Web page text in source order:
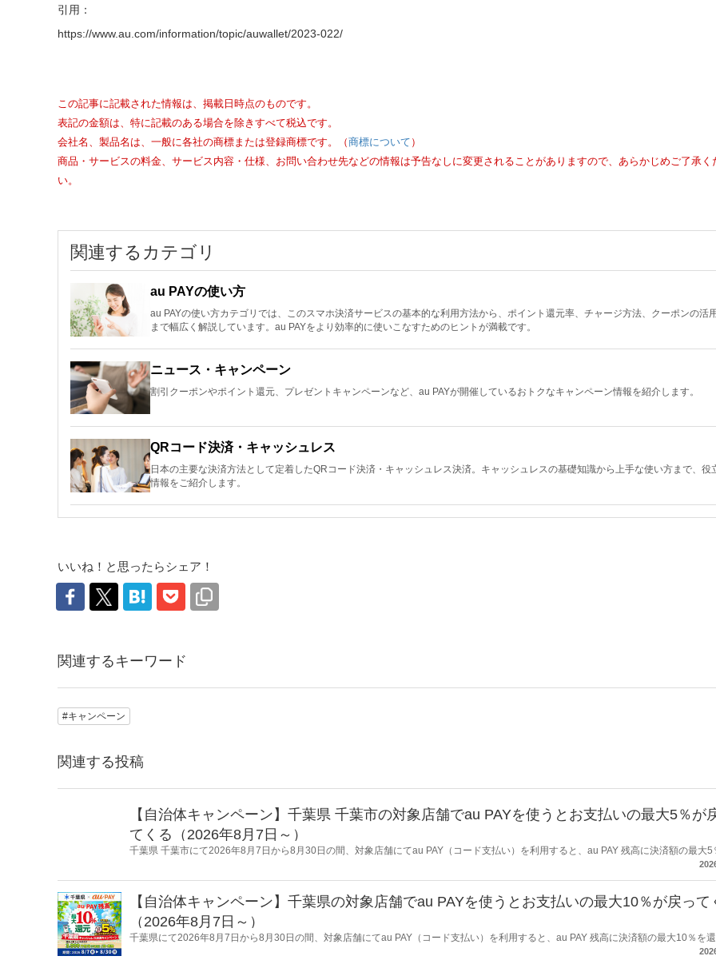
引用：
https://www.au.com/information/topic/auwallet/2023-022/
この記事に記載された情報は、掲載日時点のものです。
表記の金額は、特に記載のある場合を除きすべて税込です。
会社名、製品名は、一般に各社の商標または登録商標です。（ 商標について ）
商品・サービスの料金、サービス内容・仕様、お問い合わせ先などの情報は予告なしに変更されることがありますので、あらかじめご了承く
い。
関連するカテゴリ
au PAYの使い方
au PAYの使い方カテゴリでは、このスマホ決済サービスの基本的な利用方法から、ポイント還元率、チャージ方法、クーポンの活
まで幅広く解説しています。au PAYをより効率的に使いこなすためのヒントが満載です。
ニュース・キャンペーン
割引クーポンやポイント還元、プレゼントキャンペーンなど、au PAYが開催しているおトクなキャンペーン情報を紹介します。
QRコード決済・キャッシュレス
日本の主要な決済方法として定着したQRコード決済・キャッシュレス決済。キャッシュレスの基礎知識から上手な使い方まで、役
情報をご紹介します。
いいね！と思ったらシェア！
関連するキーワード
#キャンペーン
関連する投稿
【自治体キャンペーン】千葉県 千葉市の対象店舗でau PAYを使うとお支払いの最大5％が
てくる（2026年8月7日～）
千葉県 千葉市にて2026年8月7日から8月30日の間、対象店舗にてau PAY（コード支払い）を利用すると、au PAY 残高に決済額の最大5
【自治体キャンペーン】千葉県の対象店舗でau PAYを使うとお支払いの最大10％が戻って
（2026年8月7日～）
千葉県にて2026年8月7日から8月30日の間、対象店舗にてau PAY（コード支払い）を利用すると、au PAY 残高に決済額の最大10％を